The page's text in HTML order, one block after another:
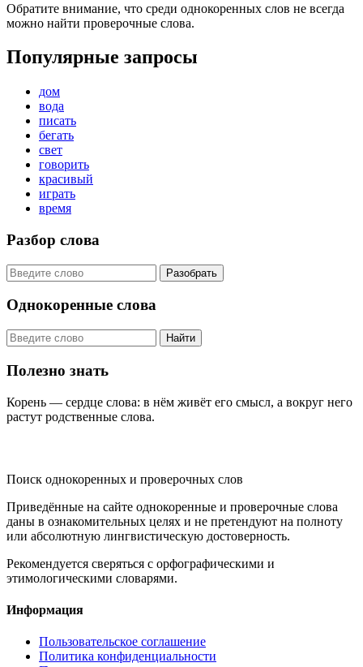
Обратите внимание, что среди однокоренных слов не всегда
можно найти проверочные слова.
Популярные запросы
дом
вода
писать
бегать
свет
говорить
красивый
играть
время
Разбор слова
Разобрать
Однокоренные слова
Найти
Полезно знать
Корень — сердце слова: в нём живёт его смысл, а вокруг него
растут родственные слова.
Поиск однокоренных и проверочных слов
Приведённые на сайте однокоренные и проверочные слова
даны в ознакомительных целях и не претендуют на полноту
или абсолютную лингвистическую достоверность.
Рекомендуется сверяться с орфографическими и
этимологическими словарями.
Информация
Пользовательское соглашение
Политика конфиденциальности